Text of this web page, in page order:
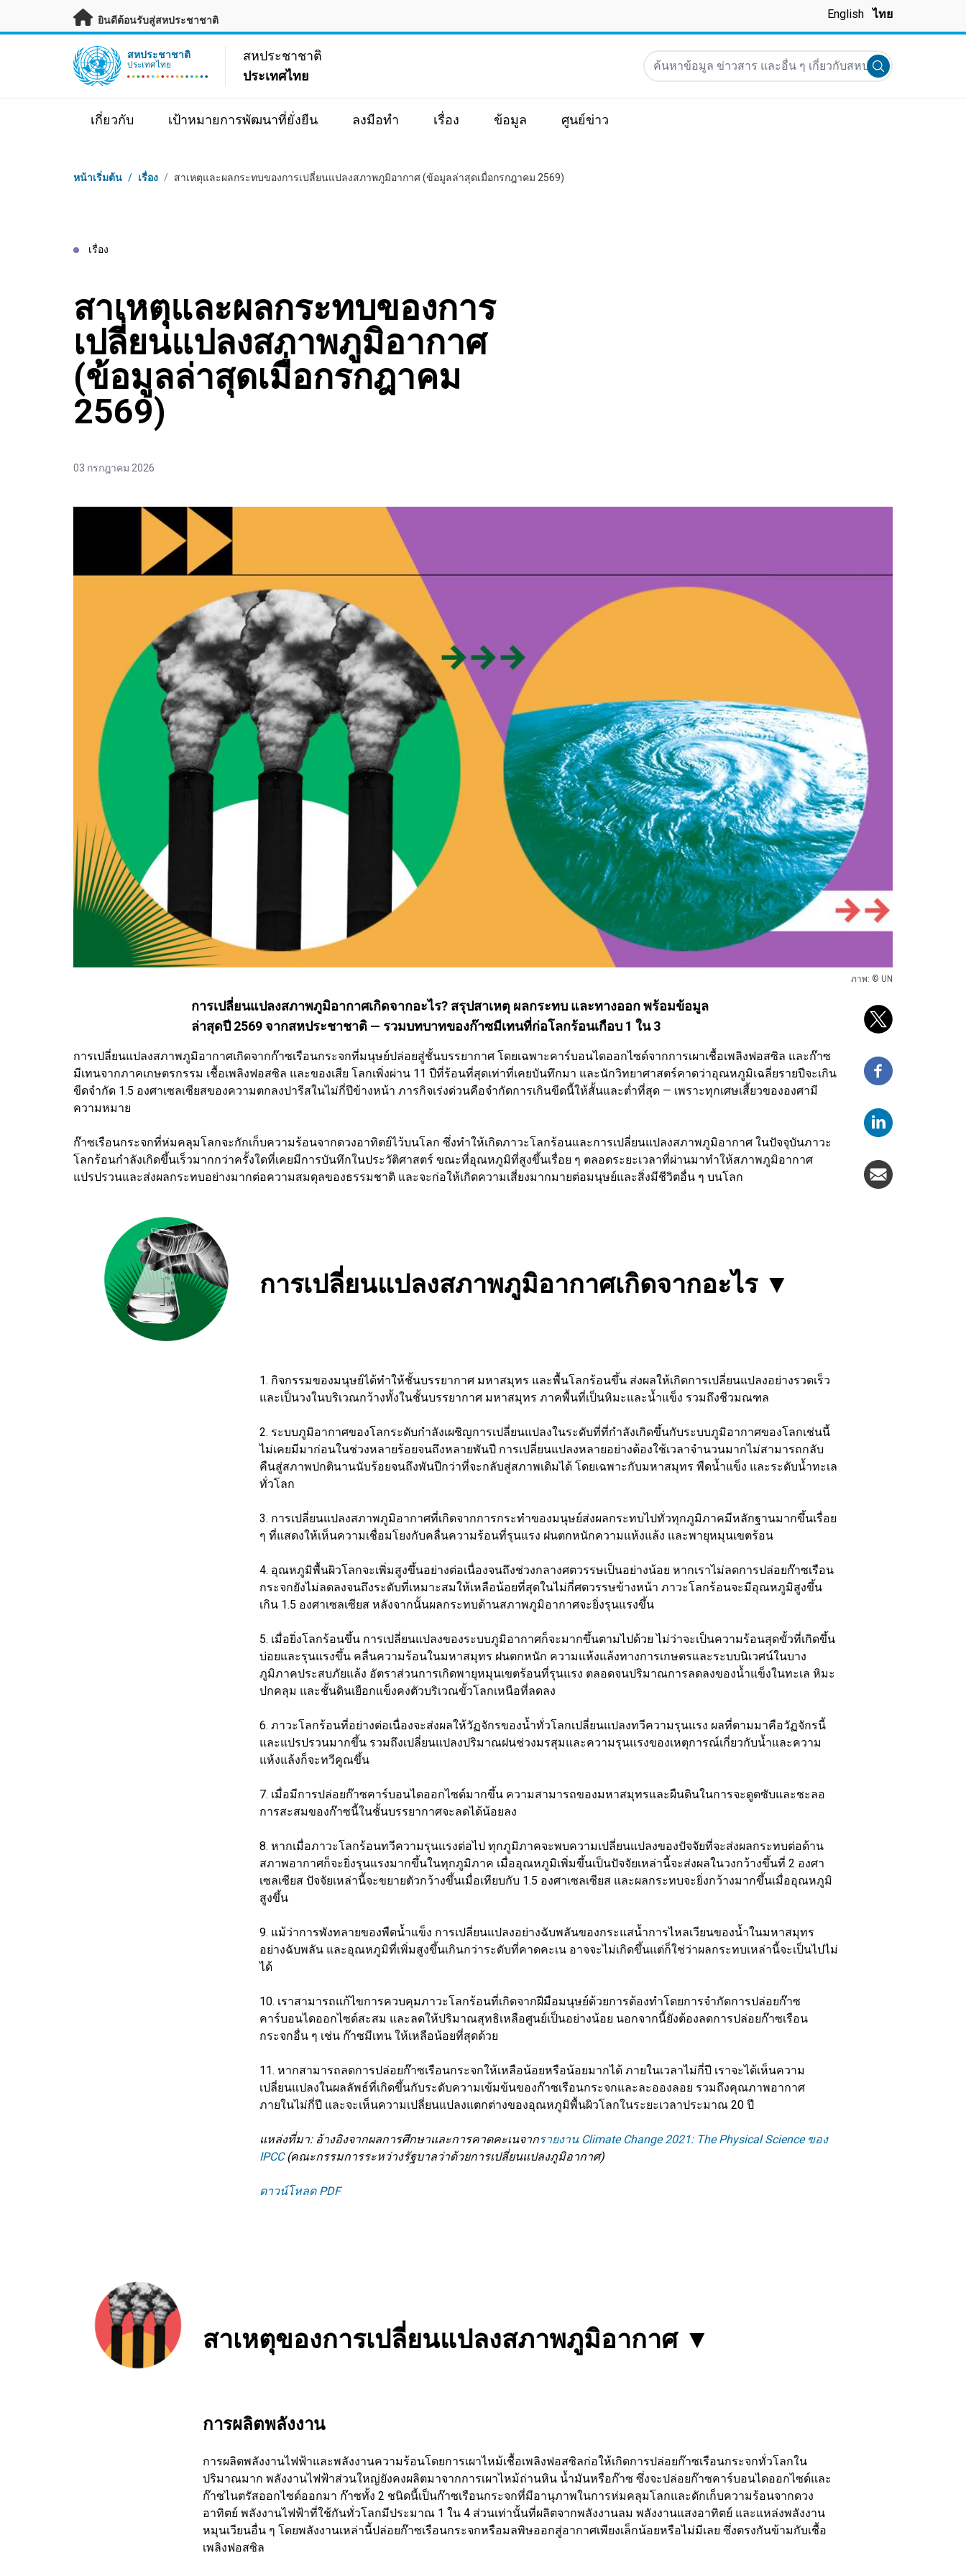
ข้ามไปเนื้อหาหลัก
ยินดีต้อนรับสู่สหประชาชาติ English ไทย
UN Logo สหประชาชาติ
ประเทศไทย
สหประชาชาติ
ประเทศไทย
ค้นหาข้อมูล ข่าวสาร และอื่น ๆ เกี่ยวกับสหประชาชาติ
Submit search
เกี่ยวกับ เป้าหมายการพัฒนาที่ยั่งยืน ลงมือทำ เรื่อง ข้อมูล ศูนย์ข่าว
Breadcrumb
หน้าเริ่มต้น / เรื่อง / สาเหตุและผลกระทบของการเปลี่ยนแปลงสภาพภูมิอากาศ (ข้อมูลล่าสุดเมื่อกรกฎาคม 2569)
เรื่อง
สาเหตุและผลกระทบของการ
เปลี่ยนแปลงสภาพภูมิอากาศ
(ข้อมูลล่าสุดเมื่อกรกฎาคม
2569)
03 กรกฎาคม 2026
ภาพ: © UN
การเปลี่ยนแปลงสภาพภูมิอากาศเกิดจากอะไร? สรุปสาเหตุ ผลกระทบ และทางออก พร้อมข้อมูล
ล่าสุดปี 2569 จากสหประชาชาติ — รวมบทบาทของก๊าซมีเทนที่ก่อโลกร้อนเกือบ 1 ใน 3
การเปลี่ยนแปลงสภาพภูมิอากาศเกิดจากก๊าซเรือนกระจกที่มนุษย์ปล่อยสู่ชั้นบรรยากาศ โดยเฉพาะคาร์บอนไดออกไซด์จากการเผาเชื้อเพลิงฟอสซิล และก๊าซ
มีเทนจากภาคเกษตรกรรม เชื้อเพลิงฟอสซิล และของเสีย โลกเพิ่งผ่าน 11 ปีที่ร้อนที่สุดเท่าที่เคยบันทึกมา และนักวิทยาศาสตร์คาดว่าอุณหภูมิเฉลี่ยรายปีจะเกิน
ขีดจำกัด 1.5 องศาเซลเซียสของความตกลงปารีสในไม่กี่ปีข้างหน้า ภารกิจเร่งด่วนคือจำกัดการเกินขีดนี้ให้สั้นและต่ำที่สุด — เพราะทุกเศษเสี้ยวขององศามี
ความหมาย
ก๊าซเรือนกระจกที่ห่มคลุมโลกจะกักเก็บความร้อนจากดวงอาทิตย์ไว้บนโลก ซึ่งทำให้เกิดภาวะโลกร้อนและการเปลี่ยนแปลงสภาพภูมิอากาศ ในปัจจุบันภาวะ
โลกร้อนกำลังเกิดขึ้นเร็วมากกว่าครั้งใดที่เคยมีการบันทึกในประวัติศาสตร์ ขณะที่อุณหภูมิที่สูงขึ้นเรื่อย ๆ ตลอดระยะเวลาที่ผ่านมาทำให้สภาพภูมิอากาศ
แปรปรวนและส่งผลกระทบอย่างมากต่อความสมดุลของธรรมชาติ และจะก่อให้เกิดความเสี่ยงมากมายต่อมนุษย์และสิ่งมีชีวิตอื่น ๆ บนโลก
การเปลี่ยนแปลงสภาพภูมิอากาศเกิดจากอะไร▼
1. กิจกรรมของมนุษย์ได้ทำให้ชั้นบรรยากาศ มหาสมุทร และพื้นโลกร้อนขึ้น ส่งผลให้เกิดการเปลี่ยนแปลงอย่างรวดเร็ว
และเป็นวงในบริเวณกว้างทั้งในชั้นบรรยากาศ มหาสมุทร ภาคพื้นที่เป็นหิมะและน้ำแข็ง รวมถึงชีวมณฑล
2. ระบบภูมิอากาศของโลกระดับกำลังเผชิญการเปลี่ยนแปลงในระดับที่ที่กำลังเกิดขึ้นกับระบบภูมิอากาศของโลกเช่นนี้
ไม่เคยมีมาก่อนในช่วงหลายร้อยจนถึงหลายพันปี การเปลี่ยนแปลงหลายอย่างต้องใช้เวลาจำนวนมากไม่สามารถกลับ
คืนสู่สภาพปกตินานนับร้อยจนถึงพันปีกว่าที่จะกลับสู่สภาพเดิมได้ โดยเฉพาะกับมหาสมุทร พืดน้ำแข็ง และระดับน้ำทะเล
ทั่วโลก
3. การเปลี่ยนแปลงสภาพภูมิอากาศที่เกิดจากการกระทำของมนุษย์ส่งผลกระทบไปทั่วทุกภูมิภาคมีหลักฐานมากขึ้นเรื่อย
ๆ ที่แสดงให้เห็นความเชื่อมโยงกับคลื่นความร้อนที่รุนแรง ฝนตกหนักความแห้งแล้ง และพายุหมุนเขตร้อน
4. อุณหภูมิพื้นผิวโลกจะเพิ่มสูงขึ้นอย่างต่อเนื่องจนถึงช่วงกลางศตวรรษเป็นอย่างน้อย หากเราไม่ลดการปล่อยก๊าซเรือน
กระจกยังไม่ลดลงจนถึงระดับที่เหมาะสมให้เหลือน้อยที่สุดในไม่กี่ศตวรรษข้างหน้า ภาวะโลกร้อนจะมีอุณหภูมิสูงขึ้น
เกิน 1.5 องศาเซลเซียส หลังจากนั้นผลกระทบด้านสภาพภูมิอากาศจะยิ่งรุนแรงขึ้น
5. เมื่อยิ่งโลกร้อนขึ้น การเปลี่ยนแปลงของระบบภูมิอากาศก็จะมากขึ้นตามไปด้วย ไม่ว่าจะเป็นความร้อนสุดขั้วที่เกิดขึ้น
บ่อยและรุนแรงขึ้น คลื่นความร้อนในมหาสมุทร ฝนตกหนัก ความแห้งแล้งทางการเกษตรและระบบนิเวศน์ในบาง
ภูมิภาคประสบภัยแล้ง อัตราส่วนการเกิดพายุหมุนเขตร้อนที่รุนแรง ตลอดจนปริมาณการลดลงของน้ำแข็งในทะเล หิมะ
ปกคลุม และชั้นดินเยือกแข็งคงตัวบริเวณขั้วโลกเหนือที่ลดลง
6. ภาวะโลกร้อนที่อย่างต่อเนื่องจะส่งผลให้วัฏจักรของน้ำทั่วโลกเปลี่ยนแปลงทวีความรุนแรง ผลที่ตามมาคือวัฏจักรนี้
และแปรปรวนมากขึ้น รวมถึงเปลี่ยนแปลงปริมาณฝนช่วงมรสุมและความรุนแรงของเหตุการณ์เกี่ยวกับน้ำและความ
แห้งแล้งก็จะทวีคูณขึ้น
7. เมื่อมีการปล่อยก๊าซคาร์บอนไดออกไซด์มากขึ้น ความสามารถของมหาสมุทรและผืนดินในการจะดูดซับและชะลอ
การสะสมของก๊าซนี้ในชั้นบรรยากาศจะลดได้น้อยลง
8. หากเมื่อภาวะโลกร้อนทวีความรุนแรงต่อไป ทุกภูมิภาคจะพบความเปลี่ยนแปลงของปัจจัยที่จะส่งผลกระทบต่อด้าน
สภาพอากาศก็จะยิ่งรุนแรงมากขึ้นในทุกภูมิภาค เมื่ออุณหภูมิเพิ่มขึ้นเป็นปัจจัยเหล่านี้จะส่งผลในวงกว้างขึ้นที่ 2 องศา
เซลเซียส ปัจจัยเหล่านี้จะขยายตัวกว้างขึ้นเมื่อเทียบกับ 1.5 องศาเซลเซียส และผลกระทบจะยิ่งกว้างมากขึ้นเมื่ออุณหภูมิ
สูงขึ้น
9. แม้ว่าการพังทลายของพืดน้ำแข็ง การเปลี่ยนแปลงอย่างฉับพลันของกระแสน้ำการไหลเวียนของน้ำในมหาสมุทร
อย่างฉับพลัน และอุณหภูมิที่เพิ่มสูงขึ้นเกินกว่าระดับที่คาดคะเน อาจจะไม่เกิดขึ้นแต่ก็ใช่ว่าผลกระทบเหล่านี้จะเป็นไปไม่
ได้
10. เราสามารถแก้ไขการควบคุมภาวะโลกร้อนที่เกิดจากฝีมือมนุษย์ด้วยการต้องทำโดยการจำกัดการปล่อยก๊าซ
คาร์บอนไดออกไซด์สะสม และลดให้ปริมาณสุทธิเหลือศูนย์เป็นอย่างน้อย นอกจากนี้ยังต้องลดการปล่อยก๊าซเรือน
กระจกอื่น ๆ เช่น ก๊าซมีเทน ให้เหลือน้อยที่สุดด้วย
11. หากสามารถลดการปล่อยก๊าซเรือนกระจกให้เหลือน้อยหรือน้อยมากได้ ภายในเวลาไม่กี่ปี เราจะได้เห็นความ
เปลี่ยนแปลงในผลลัพธ์ที่เกิดขึ้นกับระดับความเข้มข้นของก๊าซเรือนกระจกและละอองลอย รวมถึงคุณภาพอากาศ
ภายในไม่กี่ปี และจะเห็นความเปลี่ยนแปลงแตกต่างของอุณหภูมิพื้นผิวโลกในระยะเวลาประมาณ 20 ปี
แหล่งที่มา: อ้างอิงจากผลการศึกษาและการคาดคะเนจากรายงาน Climate Change 2021: The Physical Science ของ
IPCC(คณะกรรมการระหว่างรัฐบาลว่าด้วยการเปลี่ยนแปลงภูมิอากาศ)
ดาวน์โหลด PDF
สาเหตุของการเปลี่ยนแปลงสภาพภูมิอากาศ▼
การผลิตพลังงาน
การผลิตพลังงานไฟฟ้าและพลังงานความร้อนโดยการเผาไหม้เชื้อเพลิงฟอสซิลก่อให้เกิดการปล่อยก๊าซเรือนกระจกทั่วโลกใน
ปริมาณมาก พลังงานไฟฟ้าส่วนใหญ่ยังคงผลิตมาจากการเผาไหม้ถ่านหิน น้ำมันหรือก๊าซ ซึ่งจะปล่อยก๊าซคาร์บอนไดออกไซด์และ
ก๊าซไนตรัสออกไซด์ออกมา ก๊าซทั้ง 2 ชนิดนี้เป็นก๊าซเรือนกระจกที่มีอานุภาพในการห่มคลุมโลกและดักเก็บความร้อนจากดวง
อาทิตย์ พลังงานไฟฟ้าที่ใช้กันทั่วโลกมีประมาณ 1 ใน 4 ส่วนเท่านั้นที่ผลิตจากพลังงานลม พลังงานแสงอาทิตย์ และแหล่งพลังงาน
หมุนเวียนอื่น ๆ โดยพลังงานเหล่านี้ปล่อยก๊าซเรือนกระจกหรือมลพิษออกสู่อากาศเพียงเล็กน้อยหรือไม่มีเลย ซึ่งตรงกันข้ามกับเชื้อ
เพลิงฟอสซิล